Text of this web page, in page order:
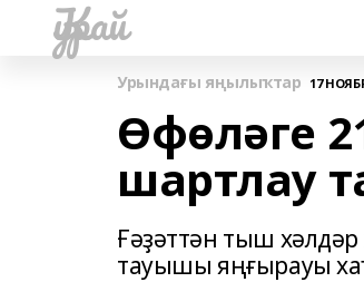
Ҡурай
Урындағы яңылыҡтар 17
Өфөләге
шартлау
Ғәҙәттән тыш
тауышы яңғырауы